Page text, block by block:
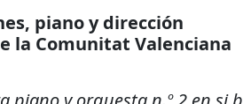
piano y dirección
la Comunitat Valenciana